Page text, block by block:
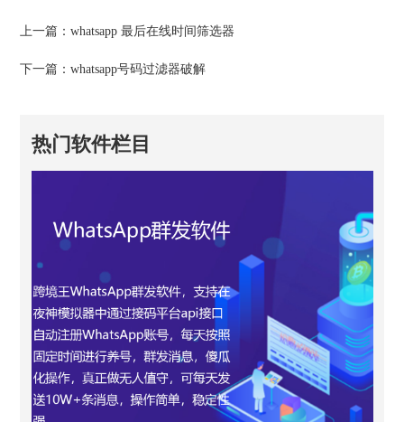
上一篇：whatsapp 最后在线时间筛选器
下一篇：whatsapp号码过滤器破解
热门软件栏目